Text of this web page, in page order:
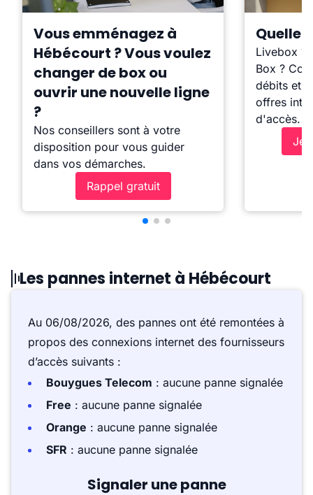
Vous emménagez à
Hébécourt ? Vous voulez
changer de box ou
ouvrir une nouvelle ligne
?
Nos conseillers sont à votre
disposition pour vous guider
dans vos démarches.
Rappel gratuit
Quelle
Livebox ?
Box ?
débits et
offres
d'accès.
Je
Les pannes internet à Hébécourt
Au 06/08/2026, des pannes ont été remontées à
propos des connexions internet des fournisseurs
d’accès suivants :
Bouygues Telecom : aucune panne signalée
Free : aucune panne signalée
Orange : aucune panne signalée
SFR : aucune panne signalée
Signaler une panne